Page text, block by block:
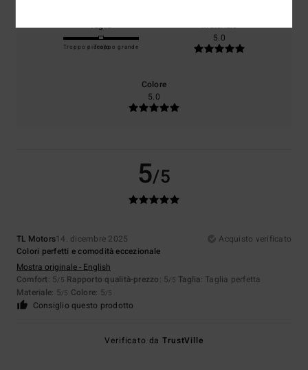
Taglia
Troppo piccoloTroppo grande
Materiale
5.0
Colore
5.0
5/5
TL Motors14. dicembre 2025
Acquisto verificato
Colori perfetti e comodità eccezionale
Mostra originale - English
Comfort: 5/5 Rapporto qualità-prezzo: 5/5 Taglia: Taglia perfetta
Materiale: 5/5 Colore: 5/5
Consiglio questo prodotto
Verificato daTrustVille